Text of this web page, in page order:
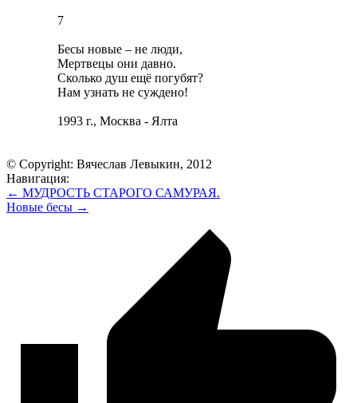
7
Бесы новые – не люди,
Мертвецы они давно.
Сколько душ ещё погубят?
Нам узнать не суждено!
1993 г., Москва - Ялта
© Copyright: Вячеслав Левыкин, 2012
Навигация:
← МУДРОСТЬ СТАРОГО САМУРАЯ.
Новые бесы →